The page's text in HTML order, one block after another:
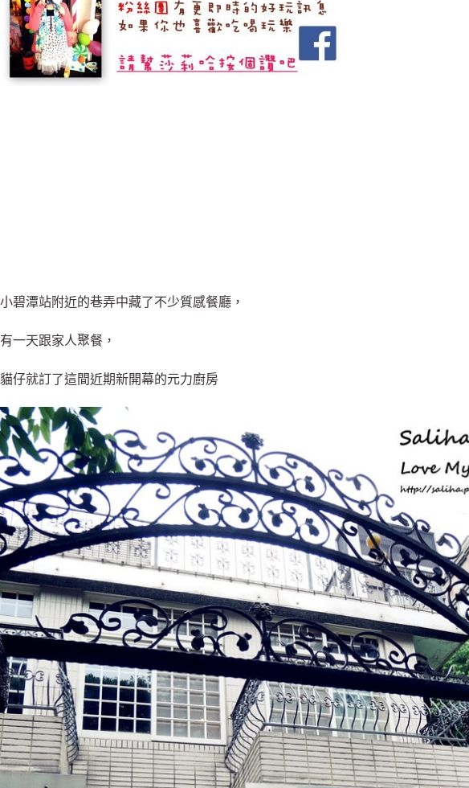
小碧潭站附近的巷弄中藏了不少質感餐廳，
有一天跟家人聚餐，
貓仔就訂了這間近期新開幕的元力廚房